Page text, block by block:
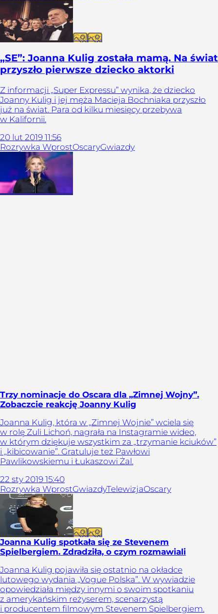
Galeria
„SE”: Joanna Kulig została mamą. Na świat
przyszło pierwsze dziecko aktorki
Z informacji „Super Expressu” wynika, że dziecko
Joanny Kulig i jej męża Macieja Bochniaka przyszło
już na świat. Para od kilku miesięcy przebywa
w Kalifornii.
20 lut 2019 11:56
Rozrywka WprostOscaryGwiazdy
Trzy nominacje do Oscara dla „Zimnej Wojny”.
Zobaczcie reakcję Joanny Kulig
Joanna Kulig, która w „Zimnej Wojnie” wciela się
w rolę Zuli Lichoń, nagrała na Instagramie wideo,
w którym dziękuje wszystkim za „trzymanie kciuków”
i „kibicowanie”. Gratuluje też Pawłowi
Pawlikowskiemu i Łukaszowi Żal.
22 sty 2019 15:40
Rozrywka WprostGwiazdyTelewizjaOscary
Galeria
Joanna Kulig spotkała się ze Stevenem
Spielbergiem. Zdradziła, o czym rozmawiali
Joanna Kulig pojawiła się ostatnio na okładce
lutowego wydania „Vogue Polska”. W wywiadzie
opowiedziała między innymi o swoim spotkaniu
z amerykańskim reżyserem, scenarzystą
i producentem filmowym Stevenem Spielbergiem.